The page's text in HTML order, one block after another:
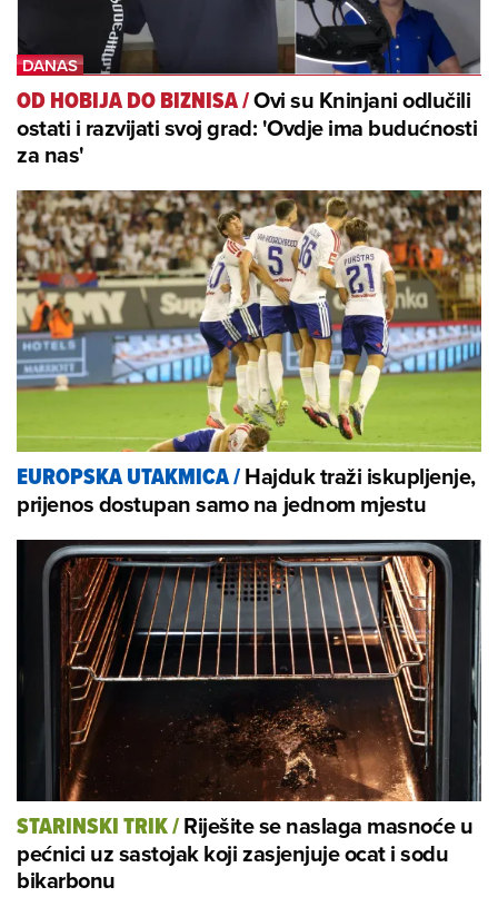
OD HOBIJA DO BIZNISA/Ovi su Kninjani odlučili
ostati i razvijati svoj grad: 'Ovdje ima budućnosti
za nas'
EUROPSKA UTAKMICA/Hajduk traži iskupljenje,
prijenos dostupan samo na jednom mjestu
STARINSKI TRIK/Riješite se naslaga masnoće u
pećnici uz sastojak koji zasjenjuje ocat i sodu
bikarbonu